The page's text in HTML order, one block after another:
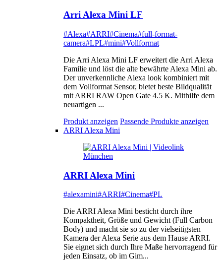
Arri Alexa Mini LF
#Alexa#ARRI#Cinema#full-format-
camera#LPL#mini#Vollformat
Die Arri Alexa Mini LF erweitert die Arri Alexa
Familie und löst die alte bewährte Alexa Mini ab.
Der unverkennliche Alexa look kombiniert mit
dem Vollformat Sensor, bietet beste Bildqualität
mit ARRI RAW Open Gate 4.5 K. Mithilfe dem
neuartigen ...
Produkt anzeigen Passende Produkte anzeigen
ARRI Alexa Mini
ARRI Alexa Mini
#alexamini#ARRI#Cinema#PL
Die ARRI Alexa Mini besticht durch ihre
Kompaktheit, Größe und Gewicht (Full Carbon
Body) und macht sie so zu der vielseitigsten
Kamera der Alexa Serie aus dem Hause ARRI.
Sie eignet sich durch Ihre Maße hervorragend für
jeden Einsatz, ob im Gim...